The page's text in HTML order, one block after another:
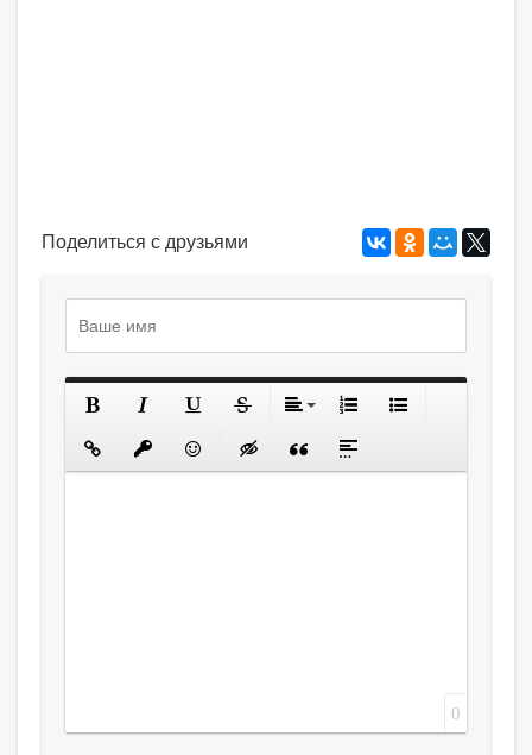
Поделиться с друзьями
0